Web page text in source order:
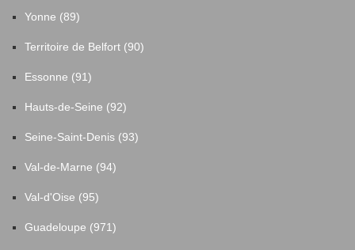
Yonne (89)
Territoire de Belfort (90)
Essonne (91)
Hauts-de-Seine (92)
Seine-Saint-Denis (93)
Val-de-Marne (94)
Val-d'Oise (95)
Guadeloupe (971)